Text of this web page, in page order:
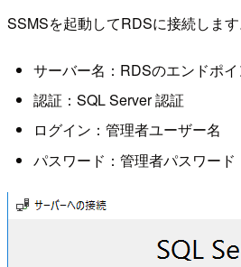
SSMSを起動してRDSに接続します
サーバー名：RDSのエンドポイ
認証：SQL Server 認証
ログイン：管理者ユーザー名
パスワード：管理者パスワード